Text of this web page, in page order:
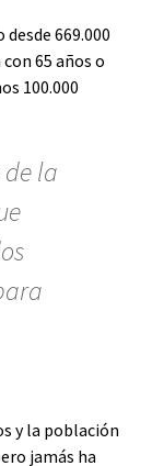
669.000
65 años o
100.000
la
y la población
jamás ha